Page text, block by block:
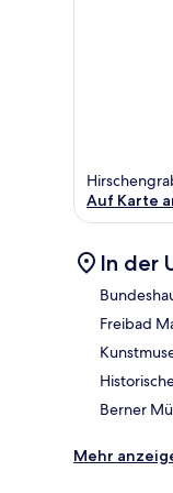
Auf Karte
In der
Freibad
Berner
Mehr